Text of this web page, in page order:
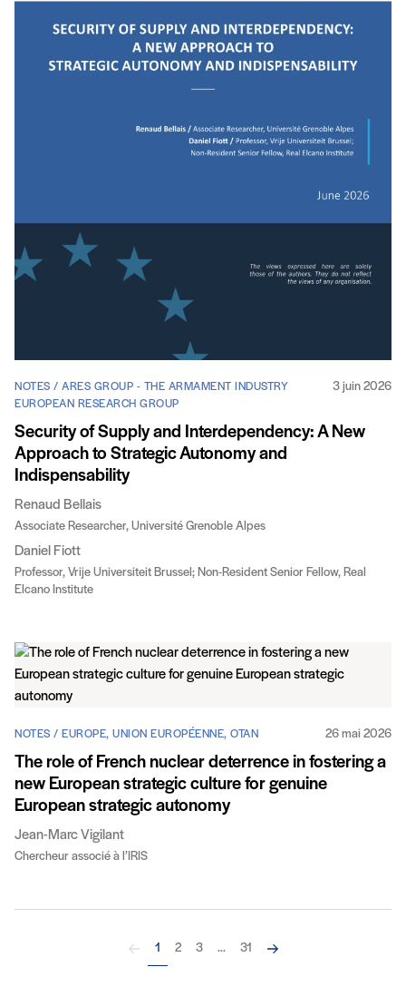
NOTES / ARES GROUP - THE ARMAMENT INDUSTRY
EUROPEAN RESEARCH GROUP
3 juin 2026
Security of Supply and Interdependency: A New
Approach to Strategic Autonomy and
Indispensability
Renaud Bellais
Associate Researcher, Université Grenoble Alpes
Daniel Fiott
Professor, Vrije Universiteit Brussel; Non-Resident Senior Fellow, Real
Elcano Institute
NOTES / EUROPE, UNION EUROPÉENNE, OTAN 26 mai 2026
The role of French nuclear deterrence in fostering a
new European strategic culture for genuine
European strategic autonomy
Jean-Marc Vigilant
Chercheur associé à l’IRIS
Précédent
1 2 3 ... 31 Suivant